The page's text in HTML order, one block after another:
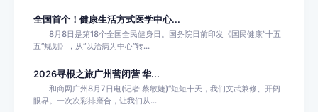
全国首个！健康生活方式医学中心...
8月8日是第18个全国全民健身日。国务院日前印发《国民健康“十五
五”规划》，从“以治病为中心”转...
2026寻根之旅广州营闭营 华...
和商网广州8月7日电(记者 蔡敏婕)“短短十天，我们文武兼修、开阔
眼界。一次次彩排磨合，让我们从...